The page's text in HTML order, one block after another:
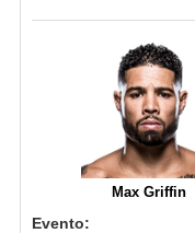
Max Griffin
Evento: